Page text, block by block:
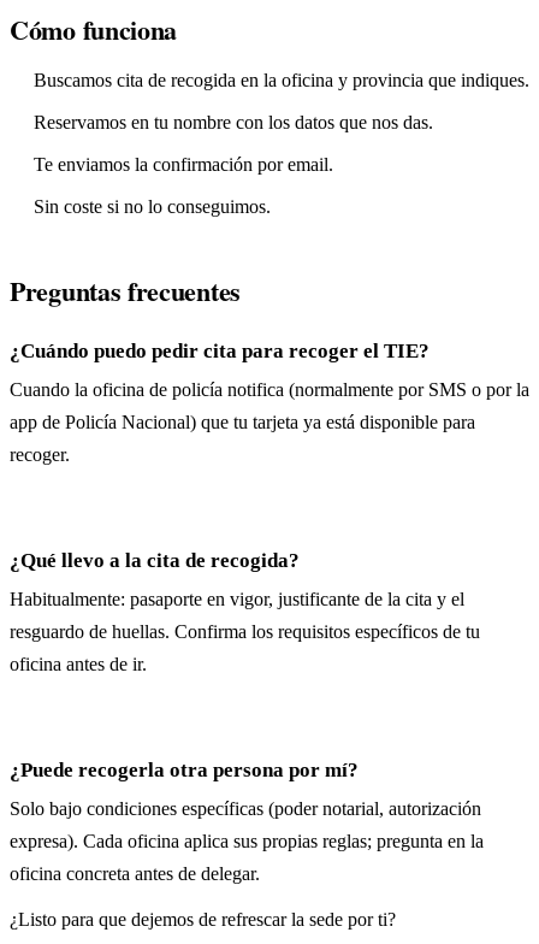
Cómo funciona
Buscamos cita de recogida en la oficina y provincia que indiques.
Reservamos en tu nombre con los datos que nos das.
Te enviamos la confirmación por email.
Sin coste si no lo conseguimos.
Preguntas frecuentes
¿Cuándo puedo pedir cita para recoger el TIE?
Cuando la oficina de policía notifica (normalmente por SMS o por la
app de Policía Nacional) que tu tarjeta ya está disponible para
recoger.
¿Qué llevo a la cita de recogida?
Habitualmente: pasaporte en vigor, justificante de la cita y el
resguardo de huellas. Confirma los requisitos específicos de tu
oficina antes de ir.
¿Puede recogerla otra persona por mí?
Solo bajo condiciones específicas (poder notarial, autorización
expresa). Cada oficina aplica sus propias reglas; pregunta en la
oficina concreta antes de delegar.
¿Listo para que dejemos de refrescar la sede por ti?